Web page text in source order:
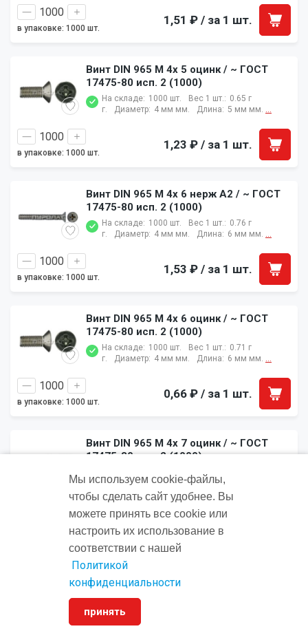
в упаковке: 1000 шт.
1,51 ₽ / за 1 шт.
Винт DIN 965 M 4x 5 оцинк / ~ ГОСТ
17475-80 исп. 2 (1000)
На складе: 1000 шт. Вес 1 шт.: 0.65 г
г.
Диаметр: 4 мм мм. Длина: 5 мм мм. ...
в упаковке: 1000 шт.
1,23 ₽ / за 1 шт.
Винт DIN 965 M 4x 6 нерж A2 / ~ ГОСТ
17475-80 исп. 2 (1000)
На складе: 1000 шт. Вес 1 шт.: 0.76 г
г.
Диаметр: 4 мм мм. Длина: 6 мм мм. ...
в упаковке: 1000 шт.
1,53 ₽ / за 1 шт.
Винт DIN 965 M 4x 6 оцинк / ~ ГОСТ
17475-80 исп. 2 (1000)
На складе: 1000 шт. Вес 1 шт.: 0.71 г
г.
Диаметр: 4 мм мм. Длина: 6 мм мм. ...
в упаковке: 1000 шт.
0,66 ₽ / за 1 шт.
Винт DIN 965 M 4x 7 оцинк / ~ ГОСТ
17475-80 исп. 2 (1000)
Вес 1 шт.:
г.
Диаметр: 4 мм мм. Длина:
в упаковке: 1000 шт.
0,37 ₽/ за 1 шт.
Винт DIN 965 M 4x 8 латунь (MS) / ГОСТ
17475-80 (1000)
На складе:
г.
Диаметр:
Мы используем cookie‑файлы,
чтобы сделать сайт удобнее. Вы
можете принять все cookie или
настроить их использование в
соответствии с нашей
Политикой
конфиденциальности
принять